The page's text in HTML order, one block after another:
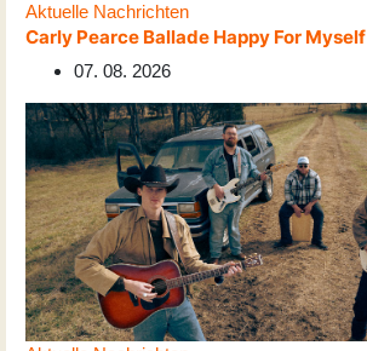
Aktuelle Nachrichten
Carly Pearce Ballade Happy For Myself
07. 08. 2026